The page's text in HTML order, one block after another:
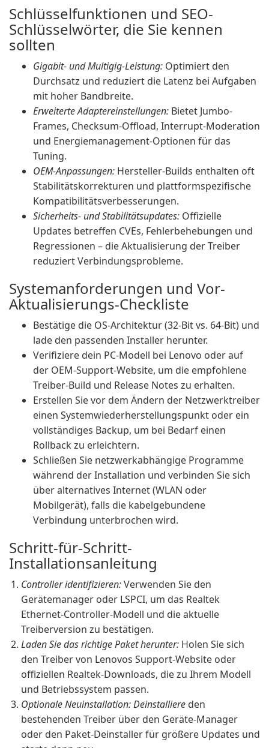
Schlüsselfunktionen und SEO-
Schlüsselwörter, die Sie kennen
sollten
Gigabit- und Multigig-Leistung: Optimiert den
Durchsatz und reduziert die Latenz bei Aufgaben
mit hoher Bandbreite.
Erweiterte Adaptereinstellungen: Bietet Jumbo-
Frames, Checksum-Offload, Interrupt-Moderation
und Energiemanagement-Optionen für das
Tuning.
OEM-Anpassungen: Hersteller-Builds enthalten oft
Stabilitätskorrekturen und plattformspezifische
Kompatibilitätsverbesserungen.
Sicherheits- und Stabilitätsupdates: Offizielle
Updates betreffen CVEs, Fehlerbehebungen und
Regressionen – die Aktualisierung der Treiber
reduziert Verbindungsprobleme.
Systemanforderungen und Vor-
Aktualisierungs-Checkliste
Bestätige die OS-Architektur (32-Bit vs. 64-Bit) und
lade den passenden Installer herunter.
Verifiziere dein PC-Modell bei Lenovo oder auf
der OEM-Support-Website, um die empfohlene
Treiber-Build und Release Notes zu erhalten.
Erstellen Sie vor dem Ändern der Netzwerktreiber
einen Systemwiederherstellungspunkt oder ein
vollständiges Backup, um bei Bedarf einen
Rollback zu erleichtern.
Schließen Sie netzwerkabhängige Programme
während der Installation und verbinden Sie sich
über alternatives Internet (WLAN oder
Mobilgerät), falls die kabelgebundene
Verbindung unterbrochen wird.
Schritt-für-Schritt-
Installationsanleitung
Controller identifizieren:Verwenden Sie den
Gerätemanager oder LSPCI, um das Realtek
Ethernet-Controller-Modell und die aktuelle
Treiberversion zu bestätigen.
Laden Sie das richtige Paket herunter: Holen Sie sich
den Treiber von Lenovos Support-Website oder
offiziellen Realtek-Downloads, die zu Ihrem Modell
und Betriebssystem passen.
Optionale Neuinstallation: Deinstalliere den
bestehenden Treiber über den Geräte-Manager
oder den Paket-Deinstaller für größere Updates und